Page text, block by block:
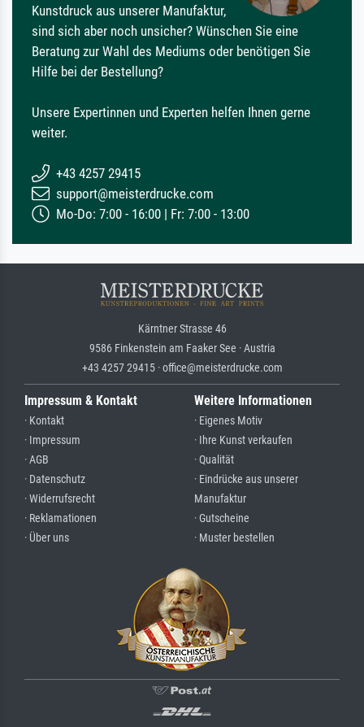
Kunstdruck aus unserer Manufaktur,
sind sich aber noch unsicher? Wünschen Sie eine
Beratung zur Wahl des Mediums oder benötigen Sie
Hilfe bei der Bestellung?
Unsere Expertinnen und Experten helfen Ihnen gerne
weiter.
+43 4257 29415
support@meisterdrucke.com
Mo-Do: 7:00 - 16:00 | Fr: 7:00 - 13:00
Kärntner Strasse 46
9586 Finkenstein am Faaker See · Austria
+43 4257 29415 · office@meisterdrucke.com
Impressum & Kontakt
· Kontakt
· Impressum
· AGB
· Datenschutz
· Widerrufsrecht
· Reklamationen
· Über uns
Weitere Informationen
· Eigenes Motiv
· Ihre Kunst verkaufen
· Qualität
· Eindrücke aus unserer
Manufaktur
· Gutscheine
· Muster bestellen